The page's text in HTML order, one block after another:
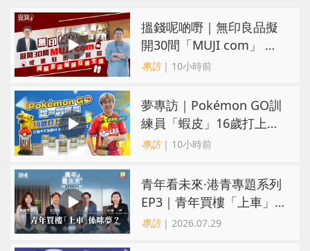
搵錢呢啲嘢｜無印良品擬
開30間「MUJI com」 或
進駐街舖醫院 同區多店無
專訪| 10小時前
夢專訪｜Pokémon GO訓
練員「蝦皮」16歲打上世
界第一！戰友成最強後盾
專訪| 10小時前
青年看未來·港青專題系列
EP3｜青年買樓「上車」
係咪夢？ 觀念改變居住選
專訪| 2026.07.29